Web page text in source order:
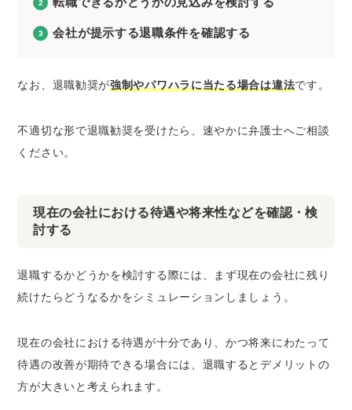
会社が提示する退職条件を確認する
なお、退職勧奨が強制やパワハラに当たる場合は違法です。
不適切な形で退職勧奨を受けたら、速やかに弁護士へご相談
ください。
現在の会社における待遇や将来性などを確認・検
討する
退職するかどうかを検討する際には、まず現在の会社に残り
続けたらどうなるかをシミュレーションしましょう。
現在の会社における待遇が十分であり、かつ将来にわたって
待遇の改善が期待できる場合には、退職するとデメリットの
方が大きいと考えられます。